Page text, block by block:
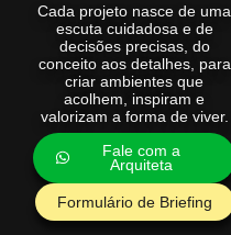
Cada projeto nasce de uma
escuta cuidadosa e de
decisões precisas, do
conceito aos detalhes, para
criar ambientes que
acolhem, inspiram e
valorizam a forma de viver.
Fale com a
Arquiteta
Formulário de Briefing